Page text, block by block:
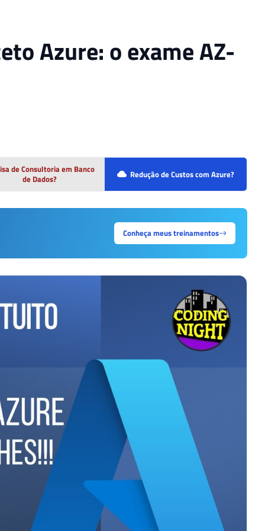
Azure: o exame AZ-
de Consultoria em Banco
de Dados?
Redução de Custos com Azure?
Conheça meus treinamentos